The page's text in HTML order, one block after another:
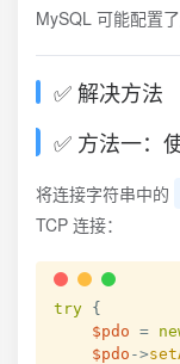
MySQL 可能配置
✅ 解决方法
✅ 方法一：
将连接字符串中的
TCP 连接：
try {
$pdo =
$pdo ->